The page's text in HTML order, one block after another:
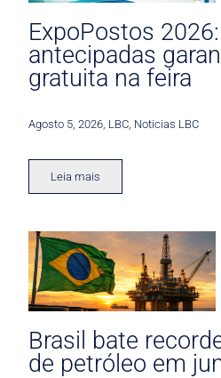
ExpoPostos
antecipadas
gratuita na feira
Agosto 5, 2026 LBC Noticias LBC
Leia mais
Brasil bate
de petróleo em